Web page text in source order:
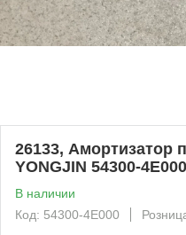
26133, Амортизатор
YONGJIN 54300-4E000
В наличии
Код: 54300-4E000